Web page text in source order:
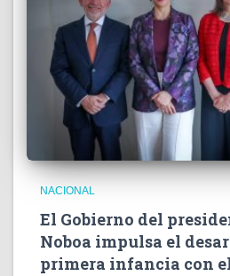
NACIONAL
El Gobierno del
Noboa impulsa el
primera infancia con